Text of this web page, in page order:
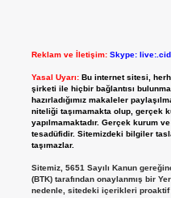
Reklam ve İletişim: Skype:
Yasal Uyarı: Bu internet sitesi,
şirketi ile hiçbir bağlantısı
hazırladığımız makaleler
niteliği taşımamakta olup, gerçek
yapılmamaktadır. Gerçek kurum
tesadüfidir. Sitemizdeki bilgiler
taşımazlar.
Sitemiz, 5651 Sayılı Kanun
(BTK) tarafından onaylanmış bir
nedenle, sitedeki içerikleri proaktif